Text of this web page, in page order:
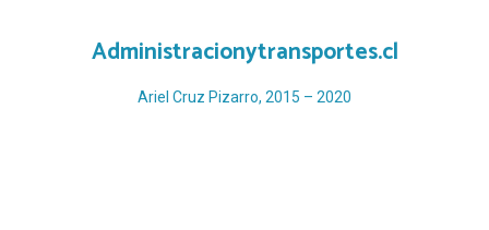
Administracionytransportes.cl
Ariel Cruz Pizarro, 2015 – 2020